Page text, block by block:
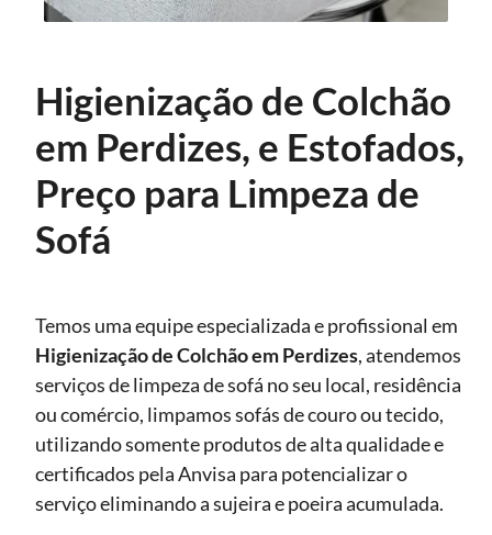
Higienização de Colchão
em Perdizes, e Estofados,
Preço para Limpeza de
Sofá
Temos uma equipe especializada e profissional em
Higienizaçãode Colchão em Perdizes, atendemos
serviços de limpeza de sofá no seu local, residência
ou comércio, limpamos sofás de couro ou tecido,
utilizando somente produtos de alta qualidade e
certificados pela Anvisa para potencializar o
serviço eliminando a sujeira e poeira acumulada.